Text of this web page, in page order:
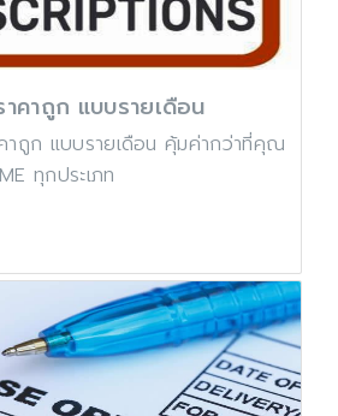
าคาถูก แบบรายเดือน
าถูก แบบรายเดือน คุ้มค่ากว่าที่คุณ
ทุกประเภท